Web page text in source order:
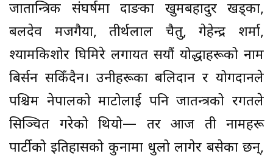
प्रजातान्त्रिक संघर्षमा दाङका खुमबहादुर खड्का,
बलदेव मजगैया, तीर्थलाल चैतु, गेहेन्द्र शर्मा,
श्यामकिशोर घिमिरे लगायत सयौं योद्धाहरूको नाम
बिर्सन सकिँदैन। उनीहरूका बलिदान र योगदानले
पश्चिम नेपालको माटोलाई पनि प्रजातन्त्रको रगतले
सिञ्चित गरेको थियो— तर आज ती नामहरू
पार्टीको इतिहासको कुनामा धुलो लागेर बसेका छन्,